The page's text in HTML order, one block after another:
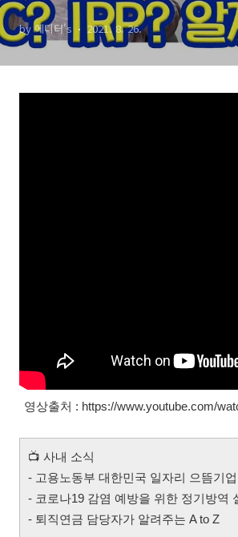
by 에디터's 2021. 8. 26.
영상출처 : https://www.youtube.com/
📺 사내 소식
- 고용노동부 대한민국 일자리 으뜸기
- 코로나19 감염 예방을 위한 정기방역
- 퇴직연금 담당자가 알려주는 A to Z